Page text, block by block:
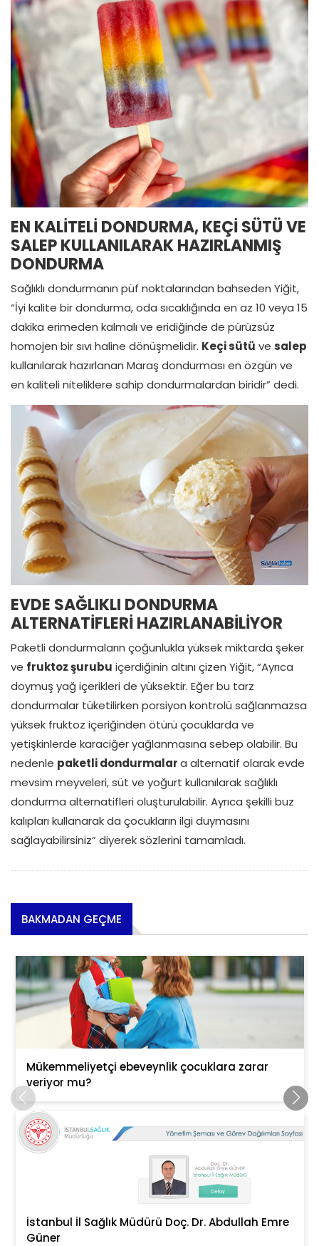
EN KALİTELİ DONDURMA, KEÇİ SÜTÜ VE
SALEP KULLANILARAK HAZIRLANMIŞ
DONDURMA
Sağlıklı dondurmanın püf noktalarından bahseden Yiğit,
“İyi kalite bir dondurma, oda sıcaklığında en az 10 veya 15
dakika erimeden kalmalı ve eridiğinde de pürüzsüz
homojen bir sıvı haline dönüşmelidir. Keçi sütü ve salep
kullanılarak hazırlanan Maraş dondurması en özgün ve
en kaliteli niteliklere sahip dondurmalardan biridir” dedi.
EVDE SAĞLIKLI DONDURMA
ALTERNATİFLERİ HAZIRLANABİLİYOR
Paketli dondurmaların çoğunlukla yüksek miktarda şeker
ve fruktoz şurubu içerdiğinin altını çizen Yiğit, “Ayrıca
doymuş yağ içerikleri de yüksektir. Eğer bu tarz
dondurmalar tüketilirken porsiyon kontrolü sağlanmazsa
yüksek fruktoz içeriğinden ötürü çocuklarda ve
yetişkinlerde karaciğer yağlanmasına sebep olabilir. Bu
nedenle paketli dondurmalara alternatif olarak evde
mevsim meyveleri, süt ve yoğurt kullanılarak sağlıklı
dondurma alternatifleri oluşturulabilir. Ayrıca şekilli buz
kalıpları kullanarak da çocukların ilgi duymasını
sağlayabilirsiniz” diyerek sözlerini tamamladı.
BAKMADAN GEÇME
Mükemmeliyetçi ebeveynlik çocuklara zarar
veriyor mu?
İstanbul İl Sağlık Müdürü Doç. Dr. Abdullah Emre
Güner